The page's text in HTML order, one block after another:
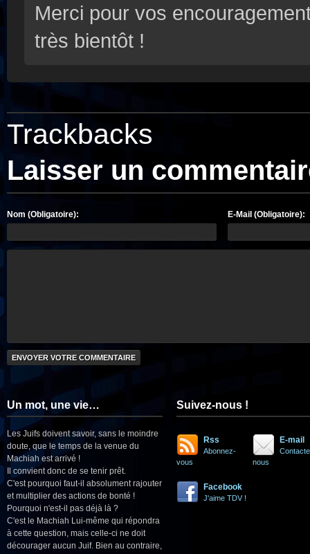
Merci pour vos
très bientôt !
Trackbacks
Laisser un
Nom (Obligatoire): E-Mail (Obligatoire):
Un mot, une vie…
Les Juifs doivent savoir, sans le moindre
doute, que le temps de la venue du
Machiah est arrivé !
Il convient donc de se tenir prêt.
C'est pourquoi faut-il absolument rajouter
et multiplier des actions de bonté !
Pourquoi n'est-il pas déjà là ?
C'est le Machiah Lui-même qui répondra
à cette question, mais celle-ci ne doit
décourager aucun Juif. Bien au contraire,
Suivez-nous !
Rss
Abonnez-
vous
E-mail
nous
Facebook
J'aime TDV !